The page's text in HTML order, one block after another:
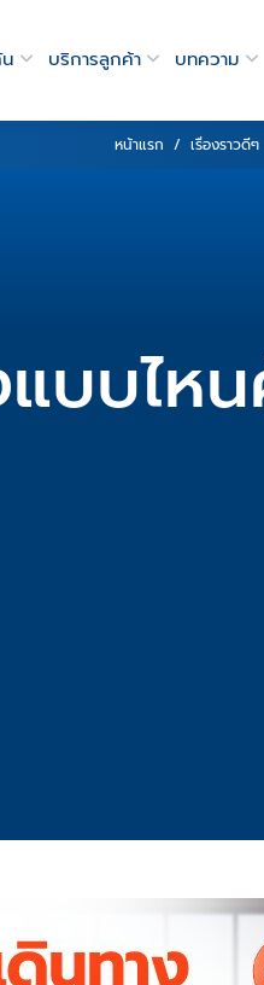
บริการลูกค้า บทความ
หน้าแรก เรื่องราวดีๆ
แบบไ